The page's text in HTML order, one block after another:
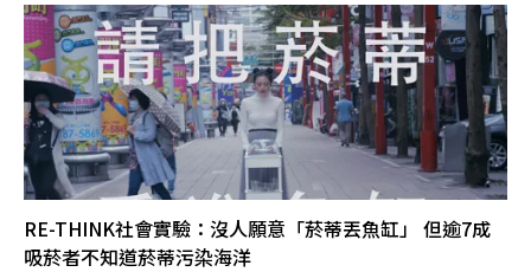
RE-THINK社會實驗：沒人願意「菸蒂丟魚缸」 但逾7成
吸菸者不知道菸蒂污染海洋